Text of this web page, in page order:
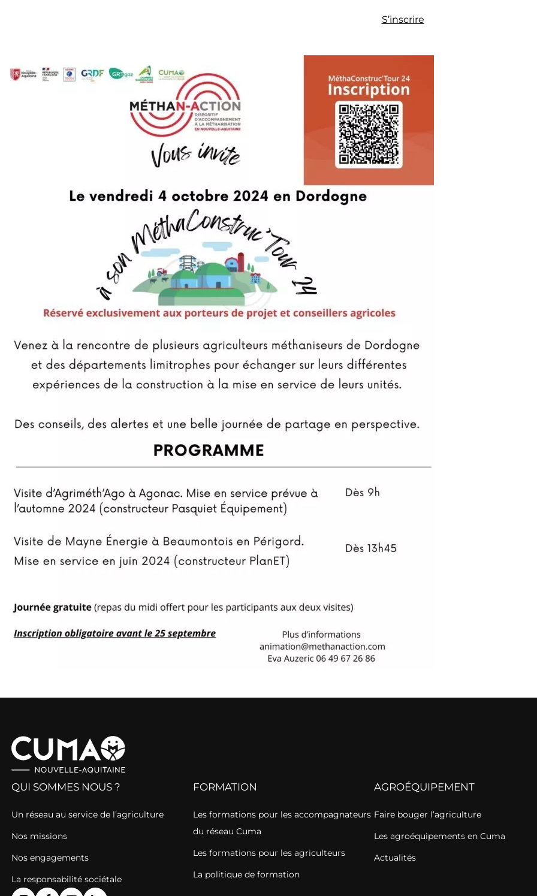
S’inscrire
QUI SOMMES NOUS ?
Un réseau au service de l’agriculture
Nos missions
Nos engagements
La responsabilité sociétale
FORMATION
Les formations pour les accompagnateurs
du réseau Cuma
Les formations pour les agriculteurs
La politique de formation
AGROÉQUIPEMENT
Faire bouger l’agriculture
Les agroéquipements en Cuma
Actualités